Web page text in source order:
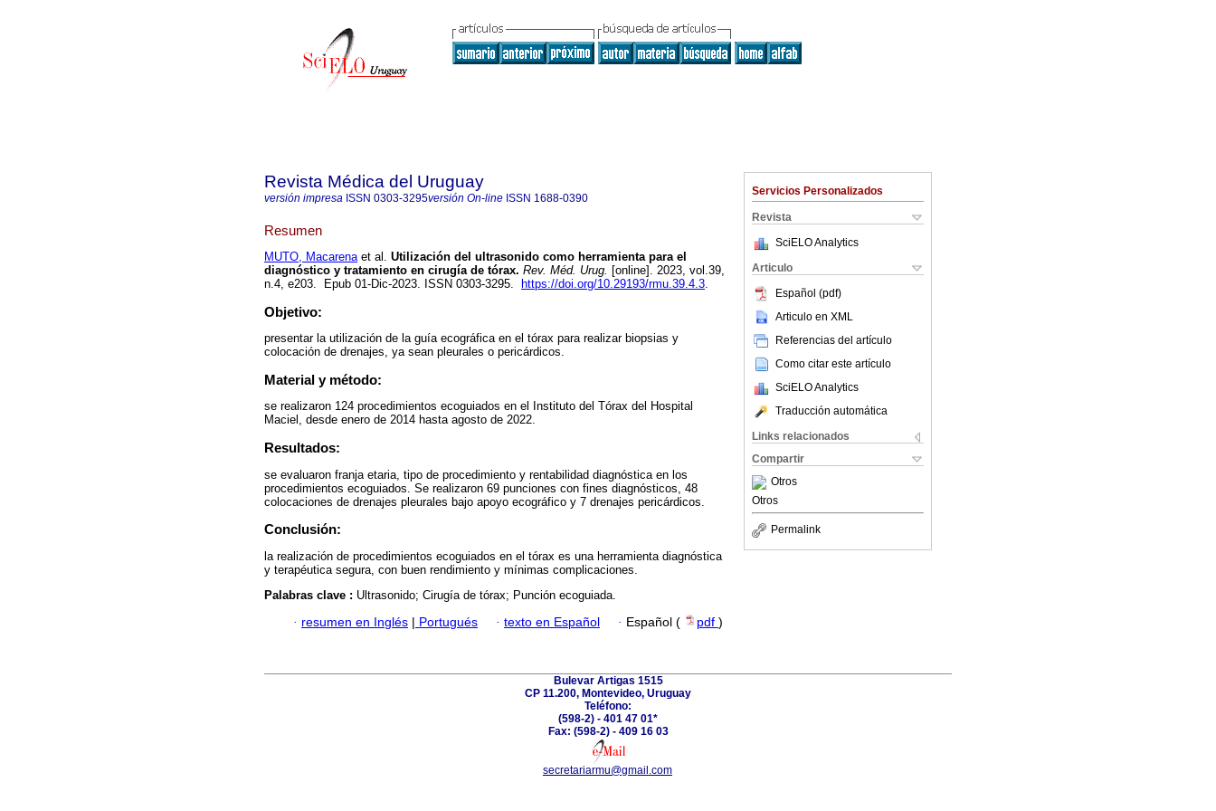
Servicios Personalizados
Revista
SciELO Analytics
Articulo
Español (pdf)
Articulo en XML
Referencias del artículo
Como citar este artículo
SciELO Analytics
Traducción automática
Links relacionados
Compartir
Otros
Otros
Permalink
Revista Médica del Uruguay
versión impresa ISSN 0303-3295versión On-line ISSN 1688-0390
Resumen
MUTO, Macarenaet al. Utilización del ultrasonido como herramienta para el
diagnóstico y tratamiento en cirugía de tórax. Rev. Méd. Urug. [online]. 2023, vol.39,
n.4, e203. Epub 01-Dic-2023. ISSN 0303-3295.
https://doi.org/10.29193/rmu.39.4.3.
Objetivo:
presentar la utilización de la guía ecográfica en el tórax para realizar biopsias y
colocación de drenajes, ya sean pleurales o pericárdicos.
Material y método:
se realizaron 124 procedimientos ecoguiados en el Instituto del Tórax del Hospital
Maciel, desde enero de 2014 hasta agosto de 2022.
Resultados:
se evaluaron franja etaria, tipo de procedimiento y rentabilidad diagnóstica en los
procedimientos ecoguiados. Se realizaron 69 punciones con fines diagnósticos, 48
colocaciones de drenajes pleurales bajo apoyo ecográfico y 7 drenajes pericárdicos.
Conclusión:
la realización de procedimientos ecoguiados en el tórax es una herramienta diagnóstica
y terapéutica segura, con buen rendimiento y mínimas complicaciones.
Palabras clave : Ultrasonido; Cirugía de tórax; Punción ecoguiada.
· resumen en Inglés Portugués · texto en Español · Español ( pdf )
Bulevar Artigas 1515
CP 11.200, Montevideo, Uruguay
Teléfono:
(598-2) - 401 47 01*
Fax: (598-2) - 409 16 03
secretariarmu@gmail.com